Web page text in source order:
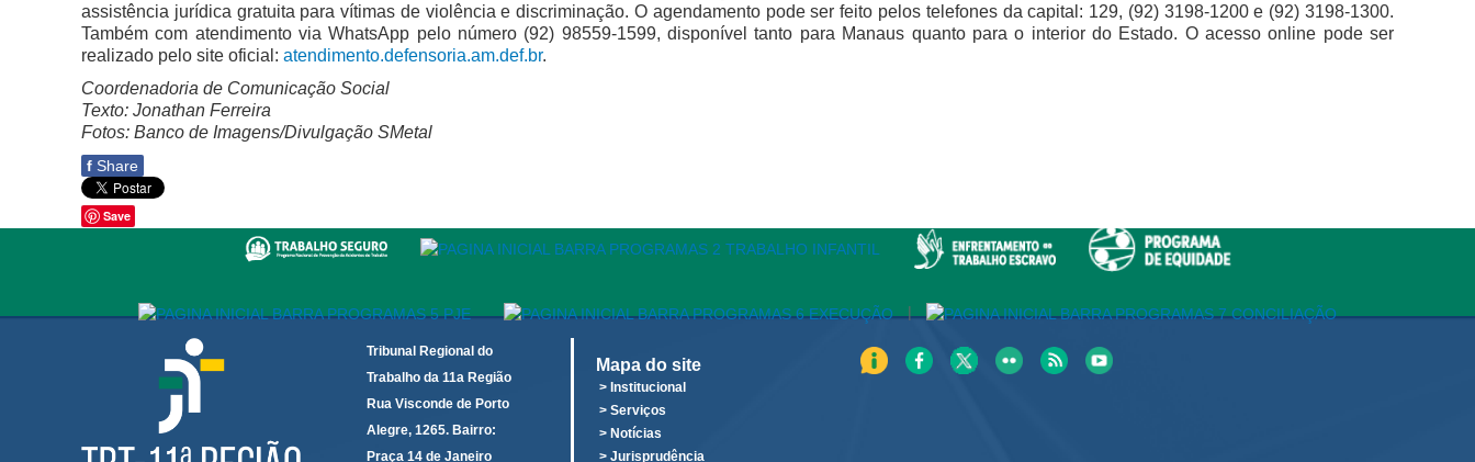
assistência jurídica gratuita para vítimas de violência e discriminação. O agendamento pode ser feito pelos telefones da capital: 129, (92) 3198-1200 e (92) 3198-1300.
Também com atendimento via WhatsApp pelo número (92) 98559-1599, disponível tanto para Manaus quanto para o interior do Estado. O acesso online pode ser
realizado pelo site oficial: atendimento.defensoria.am.def.br.
Coordenadoria de Comunicação Social
Texto: Jonathan Ferreira
Fotos: Banco de Imagens/Divulgação SMetal
f Share
Save
|
Tribunal Regional do
Trabalho da 11a Região
Rua Visconde de Porto
Alegre, 1265. Bairro:
Praça 14 de Janeiro
Mapa do site
> Institucional
> Serviços
> Notícias
> Jurisprudência